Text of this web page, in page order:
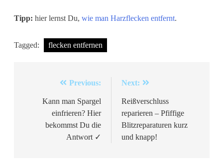
Tipp: hier lernst Du, wie man Harzflecken entfernt.
Tagged: flecken entfernen
Beitragsnavigation
Previous:
Kann man Spargel
einfrieren? Hier
bekommst Du die
Antwort ✓
Next:
Reißverschluss
reparieren – Pfiffige
Blitzreparaturen kurz
und knapp!